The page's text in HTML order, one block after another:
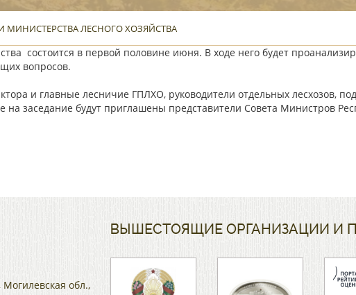
ЛЕСНОГО ХОЗЯЙСТВА
состоится в первой половине июня. В ходе него будет
вопросов.
и главные лесничие ГПЛХО, руководители отдельных лесхозов,
заседание будут приглашены представители Совета Министров
Могилевская обл.,
ВЫШЕСТОЯЩИЕ ОРГАНИЗАЦИИ И